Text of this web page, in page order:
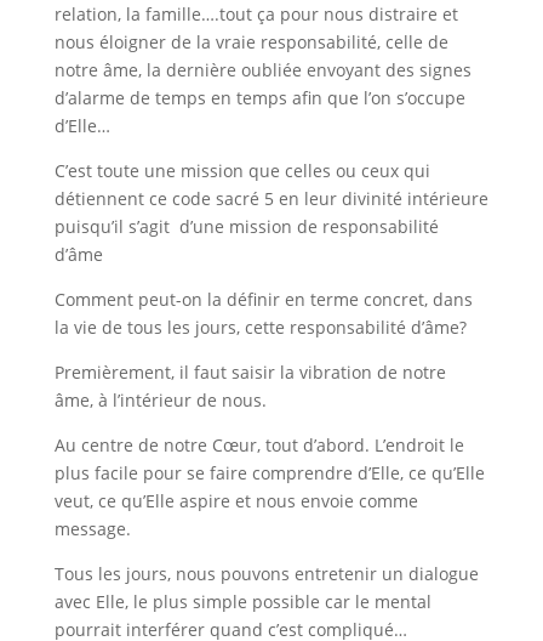
relation, la famille….tout ça pour nous distraire et
nous éloigner de la vraie responsabilité, celle de
notre âme, la dernière oubliée envoyant des signes
d’alarme de temps en temps afin que l’on s’occupe
d’Elle…
C’est toute une mission que celles ou ceux qui
détiennent ce code sacré 5 en leur divinité intérieure
puisqu’il s’agit d’une mission de responsabilité
d’âme
Comment peut-on la définir en terme concret, dans
la vie de tous les jours, cette responsabilité d’âme?
Premièrement, il faut saisir la vibration de notre
âme, à l’intérieur de nous.
Au centre de notre Cœur, tout d’abord. L’endroit le
plus facile pour se faire comprendre d’Elle, ce qu’Elle
veut, ce qu’Elle aspire et nous envoie comme
message.
Tous les jours, nous pouvons entretenir un dialogue
avec Elle, le plus simple possible car le mental
pourrait interférer quand c’est compliqué…